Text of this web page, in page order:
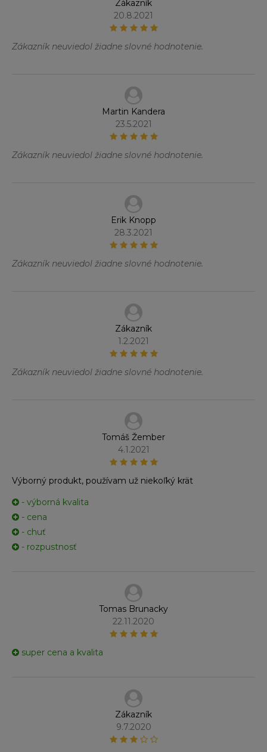
Zákazník
20.8.2021
Zákazník neuviedol žiadne slovné hodnotenie.
Martin Kandera
23.5.2021
Zákazník neuviedol žiadne slovné hodnotenie.
Erik Knopp
28.3.2021
Zákazník neuviedol žiadne slovné hodnotenie.
Zákazník
1.2.2021
Zákazník neuviedol žiadne slovné hodnotenie.
Tomáš Žember
4.1.2021
Výborný produkt, používam už niekoľký krät
- výborná kvalita
- cena
- chuť
- rozpustnosť
Tomas Brunacky
22.11.2020
super cena a kvalita
Zákazník
9.7.2020